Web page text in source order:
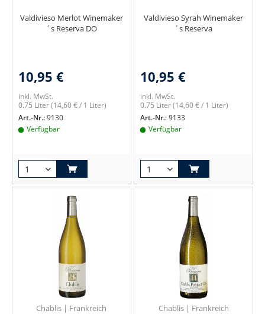
Valdivieso Merlot Winemaker
´s Reserva DO
10,95 €
inkl. MwSt.
0.75 Liter(14,60 € / 1 Liter)
Art.-Nr.:9130
Verfügbar
Valdivieso Syrah Winemaker
´s Reserva
10,95 €
inkl. MwSt.
0.75 Liter(14,60 € / 1 Liter)
Art.-Nr.:9133
Verfügbar
Chablis | Frankreich Chablis | Frankreich